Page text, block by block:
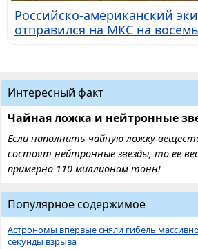
Российско-американский
отправился на МКС на
Интересный факт
Чайная ложка и нейтронные
Если наполнить чайную ложку
состоят нейтронные звезды, то ее
примерно 110 миллионам тонн!
Популярное содержимое
Астрономы впервые сняли гибель
секунды взрыва